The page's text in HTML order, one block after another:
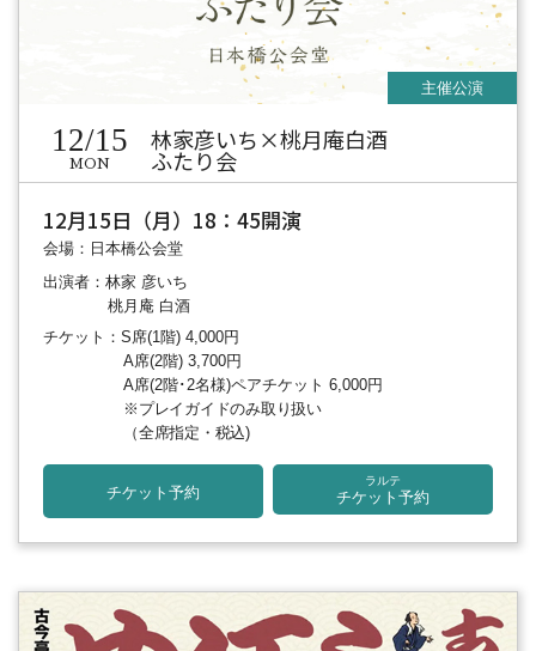
12/15
MON
林家彦いち×桃月庵白酒
ふたり会
12月15日（月）18：45開演
会場：日本橋公会堂
出演者：林家 彦いち
桃月庵 白酒
チケット：S席(1階) 4,000円
A席(2階) 3,700円
A席(2階･2名様)ペアチケット 6,000円
※プレイガイドのみ取り扱い
（全席指定・税込)
チケット予約
ラルテ
チケット予約